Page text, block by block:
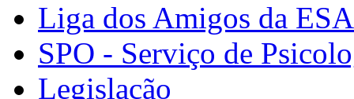
Liga dos Amigos da
SPO - Serviço de
Legislação